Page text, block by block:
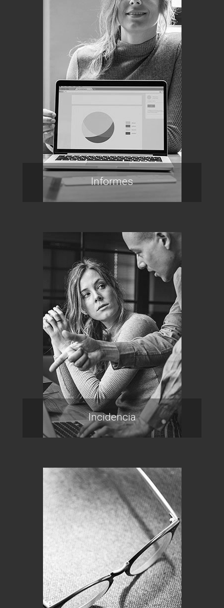
Informes
Incidencia